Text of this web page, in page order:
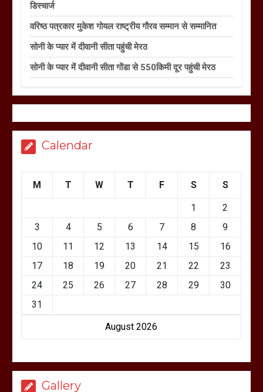
डिस्चार्ज
वरिष्ठ पत्रकार मुकेश गोयल राष्ट्रीय गौरव सम्मान से सम्मानित
सोनी के प्यार में दीवानी सीता पहुंची मेरठ
सोनी के प्यार में दीवानी सीता गोंडा से 550किमी दूर पहुंची मेरठ
Calendar
August 2026
M T W T F S S
1
2
3
4 5 6 7 8
9
10
11 12 13 14 15
16
17
18 19 20 21 22
23
24
25 26 27 28 29
30
31
Gallery